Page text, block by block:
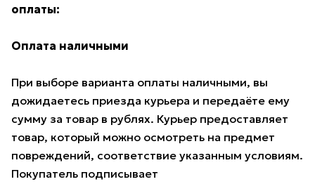
оплаты:
Оплата наличными
При выборе варианта оплаты наличными, вы
дожидаетесь приезда курьера и передаёте ему
сумму за товар в рублях. Курьер предоставляет
товар, который можно осмотреть на предмет
повреждений, соответствие указанным условиям.
Покупатель подписывает